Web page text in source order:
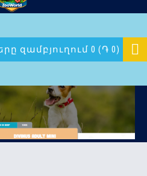
զամբյուղում 0 (֏ 0)